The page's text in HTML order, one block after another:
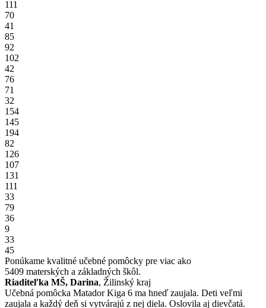
111
70
41
85
92
102
42
76
71
32
154
145
194
82
126
107
131
111
33
79
36
9
33
45
Ponúkame kvalitné učebné pomôcky pre viac ako
5409 materských a základných škôl.
Riaditeľka MŠ, Darina, Žilinský kraj
Učebná pomôcka Matador Kiga 6 ma hneď zaujala. Deti veľmi
zaujala a každý deň si vytvárajú z nej diela. Oslovila aj dievčatá.